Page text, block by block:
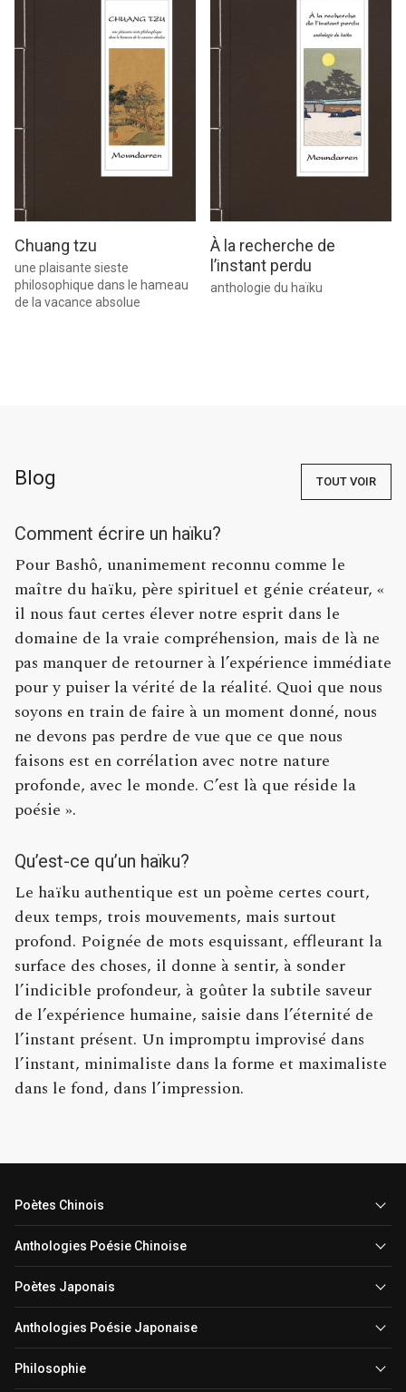
Chuang tzu
une plaisante sieste
philosophique dans le hameau
de la vacance absolue
À la recherche de
l’instant perdu
anthologie du haïku
Blog TOUT VOIR
Comment écrire un haïku?
Pour Bashô, unanimement reconnu comme le
maître du haïku, père spirituel et génie créateur, «
il nous faut certes élever notre esprit dans le
domaine de la vraie compréhension, mais de là ne
pas manquer de retourner à l’expérience immédiate
pour y puiser la vérité de la réalité. Quoi que nous
soyons en train de faire à un moment donné, nous
ne devons pas perdre de vue que ce que nous
faisons est en corrélation avec notre nature
profonde, avec le monde. C’est là que réside la
poésie ».
Qu’est-ce qu’un haïku?
Le haïku authentique est un poème certes court,
deux temps, trois mouvements, mais surtout
profond. Poignée de mots esquissant, effleurant la
surface des choses, il donne à sentir, à sonder
l’indicible profondeur, à goûter la subtile saveur
de l’expérience humaine, saisie dans l’éternité de
l’instant présent. Un impromptu improvisé dans
l’instant, minimaliste dans la forme et maximaliste
dans le fond, dans l’impression.
Poètes Chinois
Anthologies Poésie Chinoise
Poètes Japonais
Anthologies Poésie Japonaise
Philosophie